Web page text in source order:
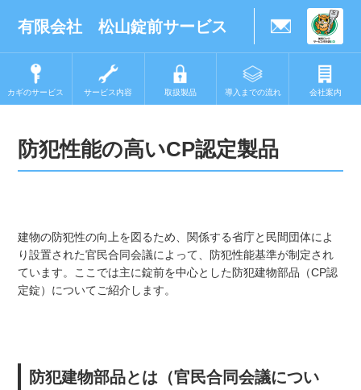
有限会社 松山錠前サービス
カギのサービス サービス内容 取扱製品 導入までの流れ 会社案内
防犯性能の高いCP認定製品
建物の防犯性の向上を図るため、関係する省庁と民間団体によ
り設置された官民合同会議によって、防犯性能基準が制定され
ています。ここでは主に錠前を中心とした防犯建物部品（CP認
定錠）についてご紹介します。
防犯建物部品とは（官民合同会議につい